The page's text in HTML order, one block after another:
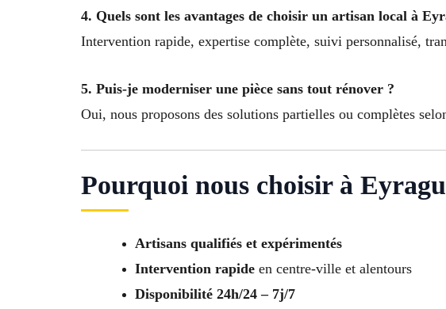
4. Quels sont les avantages de choisir un artisan local à
Intervention rapide, expertise complète, suivi personnalisé,
5. Puis-je moderniser une pièce sans tout rénover ?
Oui, nous proposons des solutions partielles ou complètes
Pourquoi nous choisir à
Artisans qualifiés et expérimentés
Intervention rapide en centre-ville et alentours
Disponibilité 24h/24 – 7j/7